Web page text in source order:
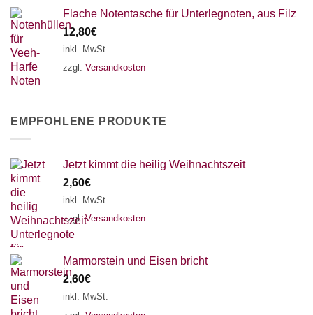
Flache Notentasche für Unterlegnoten, aus Filz
12,80€
inkl. MwSt.
zzgl. Versandkosten
EMPFOHLENE PRODUKTE
Jetzt kimmt die heilig Weihnachtszeit
2,60€
inkl. MwSt.
zzgl.Versandkosten
Marmorstein und Eisen bricht
2,60€
inkl. MwSt.